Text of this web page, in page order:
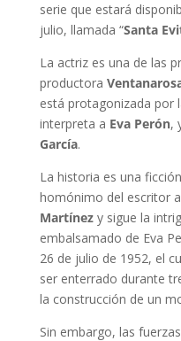
serie que estará
julio, llamada “Santa
La actriz es una de las
productora
está protagonizada por
interpreta a Eva Perón,
García.
La historia es una
homónimo del escritor
Martínezy sigue la
embalsamado de Eva
26 de julio de 1952, el
ser enterrado durante
la construcción de un
Sin embargo, las